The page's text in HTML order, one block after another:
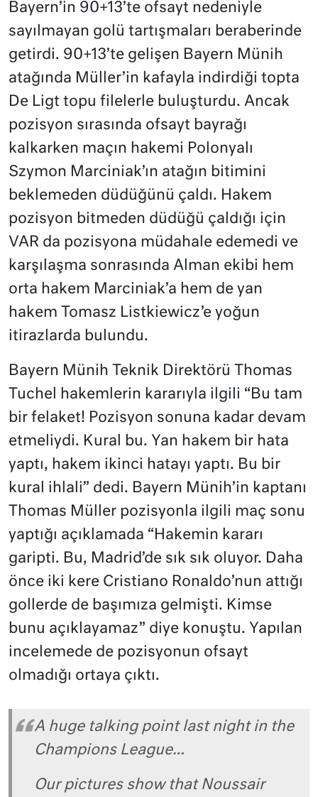
Bayern’in 90+13’te ofsayt nedeniyle
sayılmayan golü tartışmaları beraberinde
getirdi. 90+13’te gelişen Bayern Münih
atağında Müller’in kafayla indirdiği topta
De Ligt topu filelerle buluşturdu. Ancak
pozisyon sırasında ofsayt bayrağı
kalkarken maçın hakemi Polonyalı
Szymon Marciniak’ın atağın bitimini
beklemeden düdüğünü çaldı. Hakem
pozisyon bitmeden düdüğü çaldığı için
VAR da pozisyona müdahale edemedi ve
karşılaşma sonrasında Alman ekibi hem
orta hakem Marciniak’a hem de yan
hakem Tomasz Listkiewicz’e yoğun
itirazlarda bulundu.
Bayern Münih Teknik Direktörü Thomas
Tuchel hakemlerin kararıyla ilgili “Bu tam
bir felaket! Pozisyon sonuna kadar devam
etmeliydi. Kural bu. Yan hakem bir hata
yaptı, hakem ikinci hatayı yaptı. Bu bir
kural ihlali” dedi. Bayern Münih’in kaptanı
Thomas Müller pozisyonla ilgili maç sonu
yaptığı açıklamada “Hakemin kararı
garipti. Bu, Madrid’de sık sık oluyor. Daha
önce iki kere Cristiano Ronaldo’nun attığı
gollerde de başımıza gelmişti. Kimse
bunu açıklayamaz” diye konuştu. Yapılan
incelemede de pozisyonun ofsayt
olmadığı ortaya çıktı.
A huge talking point last night in the
Champions League…
Our pictures show that Noussair